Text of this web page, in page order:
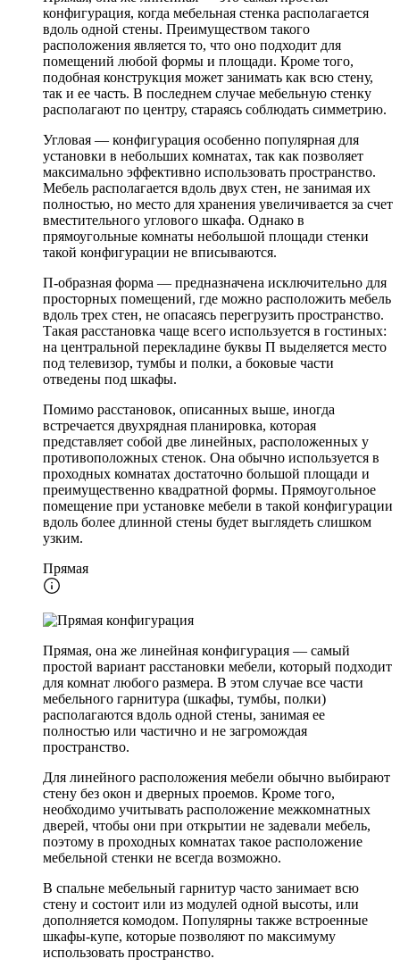
конфигурация, когда мебельная стенка располагается
вдоль одной стены. Преимуществом такого
расположения является то, что оно подходит для
помещений любой формы и площади. Кроме того,
подобная конструкция может занимать как всю стену,
так и ее часть. В последнем случае мебельную стенку
располагают по центру, стараясь соблюдать симметрию.
Угловая — конфигурация особенно популярная для
установки в небольших комнатах, так как позволяет
максимально эффективно использовать пространство.
Мебель располагается вдоль двух стен, не занимая их
полностью, но место для хранения увеличивается за счет
вместительного углового шкафа. Однако в
прямоугольные комнаты небольшой площади стенки
такой конфигурации не вписываются.
П-образная форма — предназначена исключительно для
просторных помещений, где можно расположить мебель
вдоль трех стен, не опасаясь перегрузить пространство.
Такая расстановка чаще всего используется в гостиных:
на центральной перекладине буквы П выделяется место
под телевизор, тумбы и полки, а боковые части
отведены под шкафы.
Помимо расстановок, описанных выше, иногда
встречается двухрядная планировка, которая
представляет собой две линейных, расположенных у
противоположных стенок. Она обычно используется в
проходных комнатах достаточно большой площади и
преимущественно квадратной формы. Прямоугольное
помещение при установке мебели в такой конфигурации
вдоль более длинной стены будет выглядеть слишком
узким.
Прямая
Прямая, она же линейная конфигурация — самый
простой вариант расстановки мебели, который подходит
для комнат любого размера. В этом случае все части
мебельного гарнитура (шкафы, тумбы, полки)
располагаются вдоль одной стены, занимая ее
полностью или частично и не загромождая
пространство.
Для линейного расположения мебели обычно выбирают
стену без окон и дверных проемов. Кроме того,
необходимо учитывать расположение межкомнатных
дверей, чтобы они при открытии не задевали мебель,
поэтому в проходных комнатах такое расположение
мебельной стенки не всегда возможно.
В спальне мебельный гарнитур часто занимает всю
стену и состоит или из модулей одной высоты, или
дополняется комодом. Популярны также встроенные
шкафы-купе, которые позволяют по максимуму
использовать пространство.